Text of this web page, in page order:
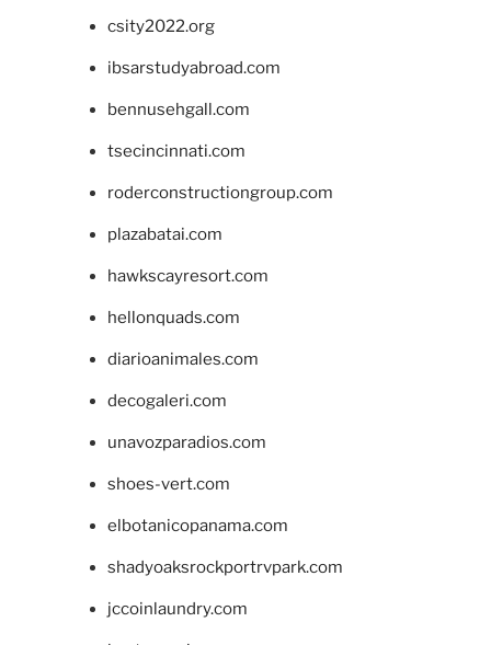
csity2022.org
ibsarstudyabroad.com
bennusehgall.com
tsecincinnati.com
roderconstructiongroup.com
plazabatai.com
hawkscayresort.com
hellonquads.com
diarioanimales.com
decogaleri.com
unavozparadios.com
shoes-vert.com
elbotanicopanama.com
shadyoaksrockportrvpark.com
jccoinlaundry.com